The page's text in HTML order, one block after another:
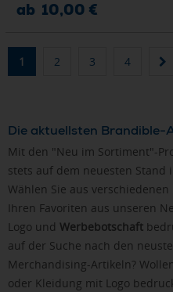
ab 10,00 €
1 2 3 4
Die aktuellsten Brandible-
Mit den "Neu im Sortiment"-
stets auf dem neuesten Stand
Wählen Sie aus
Ihren Favoriten aus unseren
Logo und Werbebotschaft
auf der Suche nach den
Merchandising-Artikeln?
oder Kleidung mit Logo